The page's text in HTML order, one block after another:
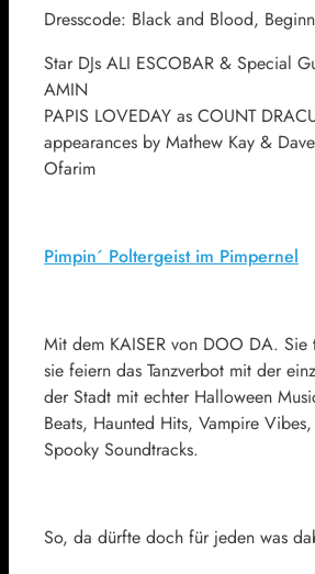
Dresscode: Black and Blood,
Star DJs ALI ESCOBAR & Special
AMIN
PAPIS LOVEDAY as COUNT
appearances by Mathew Kay &
Ofarim
Pimpin´ Poltergeist im Pimpernel
Mit dem KAISER von DOO DA. Sie
sie feiern das Tanzverbot mit der
der Stadt mit echter Halloween
Beats, Haunted Hits, Vampire
Spooky Soundtracks.
So, da dürfte doch für jeden was